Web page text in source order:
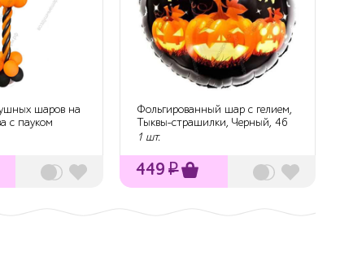
шаров на
с пауком
Фольгированный шар с гелием,
Тыквы-страшилки, Черный, 46
см.
1 шт.
449 ₽